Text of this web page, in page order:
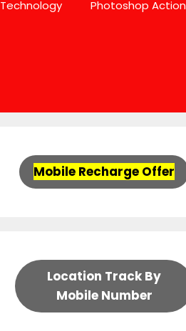
Technology Photoshop Action
Mobile Recharge Offer
Location Track By
Mobile Number